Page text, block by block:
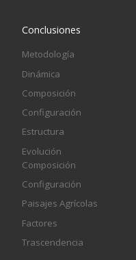
Conclusiones
Metodología
Dinámica
Composición
Configuración
Estructura
Evolución
Composición
Configuración
Paisajes Agrícolas
Factores
Trascendencia